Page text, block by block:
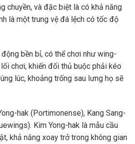
chuyền, và đặc biệt là có khả năng
là một trung vệ đá lệch có tốc độ
bền bỉ, có thể chơi như wing-
chơi, khiến đối thủ buộc phải kéo
lúc, khoảng trống sau lưng họ sẽ
hak (Portimonense), Kang Sang-
Kim Yong-hak là mẫu cầu
khả năng xoay trở trong không gian